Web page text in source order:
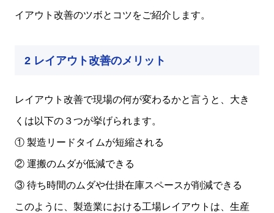
イアウト改善のツボとコツをご紹介します。
2 レイアウト改善のメリット
レイアウト改善で現場の何が変わるかと言うと、大き
くは以下の３つが挙げられます。
① 製造リードタイムが短縮される
② 運搬のムダが低減できる
③ 待ち時間のムダや仕掛在庫スペースが削減できる
このように、製造業における工場レイアウトは、生産